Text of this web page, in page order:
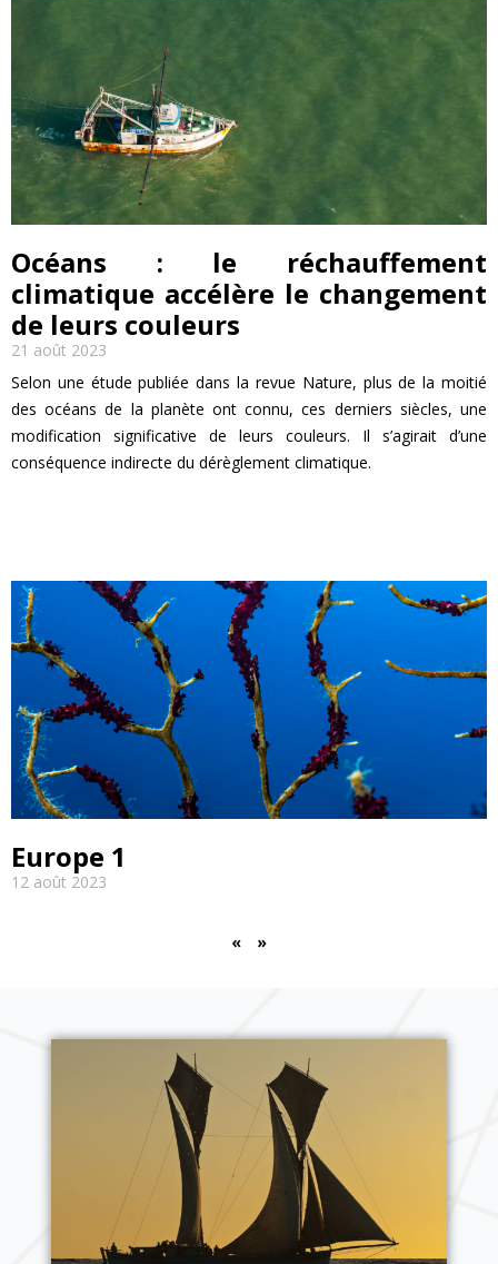
Océans : le réchauffement
climatique accélère le changement
de leurs couleurs
21 août 2023
Selon une étude publiée dans la revue Nature, plus de la moitié
des océans de la planète ont connu, ces derniers siècles, une
modification significative de leurs couleurs. Il s’agirait d’une
conséquence indirecte du dérèglement climatique.
Europe 1
12 août 2023
«
»